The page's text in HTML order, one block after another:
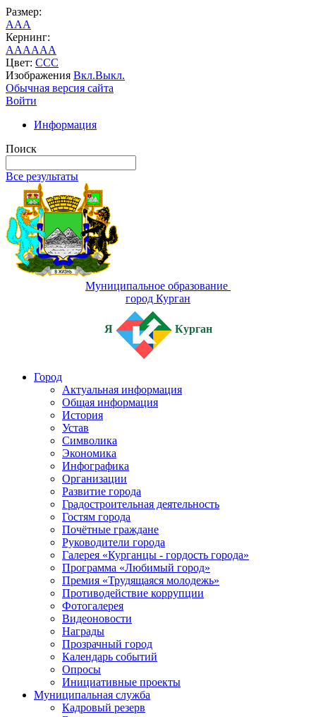
Размер:
AAA
Кернинг:
AAAAAA
Цвет: CCC
Изображения Вкл.Выкл.
Обычная версия сайта
Войти
Информация
Поиск
Все результаты
Муниципальное образование
город Курган
Я Курган
Город
Актуальная информация
Общая информация
История
Устав
Символика
Экономика
Инфографика
Организации
Развитие города
Градостроительная деятельность
Гостям города
Почётные граждане
Руководители города
Галерея «Курганцы - гордость города»
Программа «Любимый город»
Премия «Трудящаяся молодежь»
Противодействие коррупции
Фотогалерея
Видеоновости
Награды
Прозрачный город
Календарь событий
Опросы
Инициативные проекты
Муниципальная служба
Кадровый резерв